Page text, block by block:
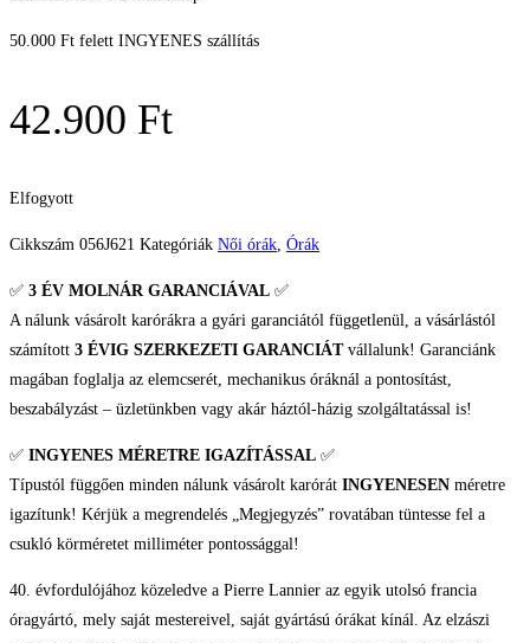
50.000 Ft felett INGYENES szállítás
42.900 Ft
Elfogyott
Cikkszám 056J621 Kategóriák Női órák, Órák
✅ 3 ÉV MOLNÁR GARANCIÁVAL ✅
A nálunk vásárolt karórákra a gyári garanciától függetlenül, a vásárlástól
számított 3 ÉVIG SZERKEZETI GARANCIÁTvállalunk! Garanciánk
magában foglalja az elemcserét, mechanikus óráknál a pontosítást,
beszabályzást – üzletünkben vagy akár háztól-házig szolgáltatással is!
✅ INGYENES MÉRETRE IGAZÍTÁSSAL ✅
Típustól függően minden nálunk vásárolt karórát INGYENESEN méretre
igazítunk! Kérjük a megrendelés „Megjegyzés” rovatában tüntesse fel a
csukló körméretet milliméter pontossággal!
40. évfordulójához közeledve a Pierre Lannier az egyik utolsó francia
óragyártó, mely saját mestereivel, saját gyártású órákat kínál. Az elzászi